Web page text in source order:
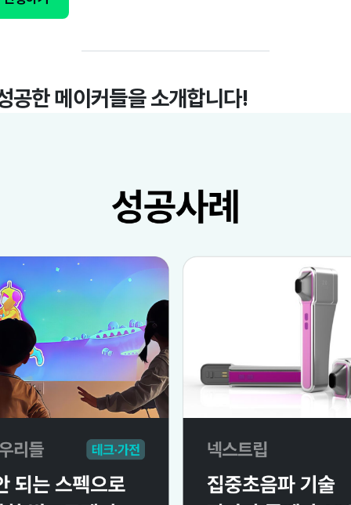
공한 메이커들을 소개합니다!